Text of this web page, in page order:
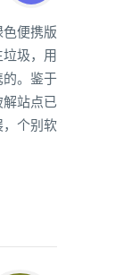
便携版
圾，用
的。鉴于
站点已
，个别软